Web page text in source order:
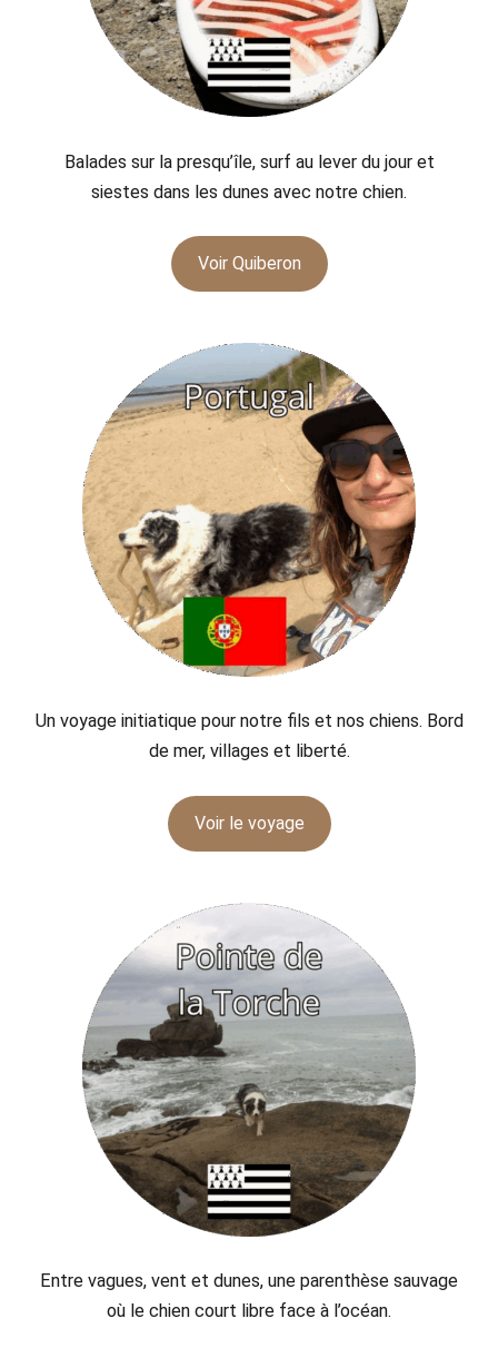
Balades sur la presqu’île, surf au lever du jour et
siestes dans les dunes avec notre chien.
Voir Quiberon
Un voyage initiatique pour notre fils et nos chiens. Bord
de mer, villages et liberté.
Voir le voyage
Entre vagues, vent et dunes, une parenthèse sauvage
où le chien court libre face à l’océan.